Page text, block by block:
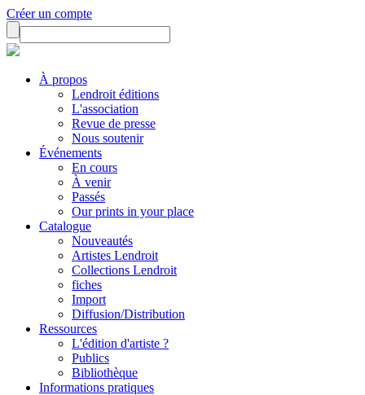
Créer un compte
À propos
Lendroit éditions
L'association
Revue de presse
Nous soutenir
Événements
En cours
À venir
Passés
Our prints in your place
Catalogue
Nouveautés
Artistes Lendroit
Collections Lendroit
fiches
Import
Diffusion/Distribution
Ressources
L'édition d'artiste ?
Publics
Bibliothèque
Informations pratiques